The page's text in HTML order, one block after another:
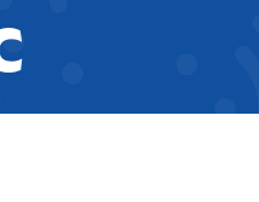
des conventions